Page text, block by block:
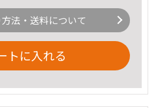
法・送料について
トに入れる